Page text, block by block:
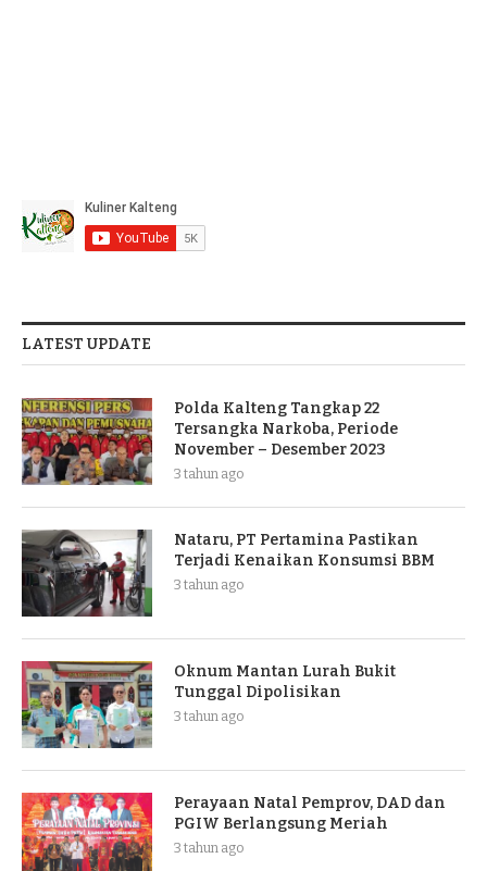
LATEST UPDATE
Polda Kalteng Tangkap 22
Tersangka Narkoba, Periode
November – Desember 2023
3 tahun ago
Nataru, PT Pertamina Pastikan
Terjadi Kenaikan Konsumsi BBM
3 tahun ago
Oknum Mantan Lurah Bukit
Tunggal Dipolisikan
3 tahun ago
Perayaan Natal Pemprov, DAD dan
PGIW Berlangsung Meriah
3 tahun ago